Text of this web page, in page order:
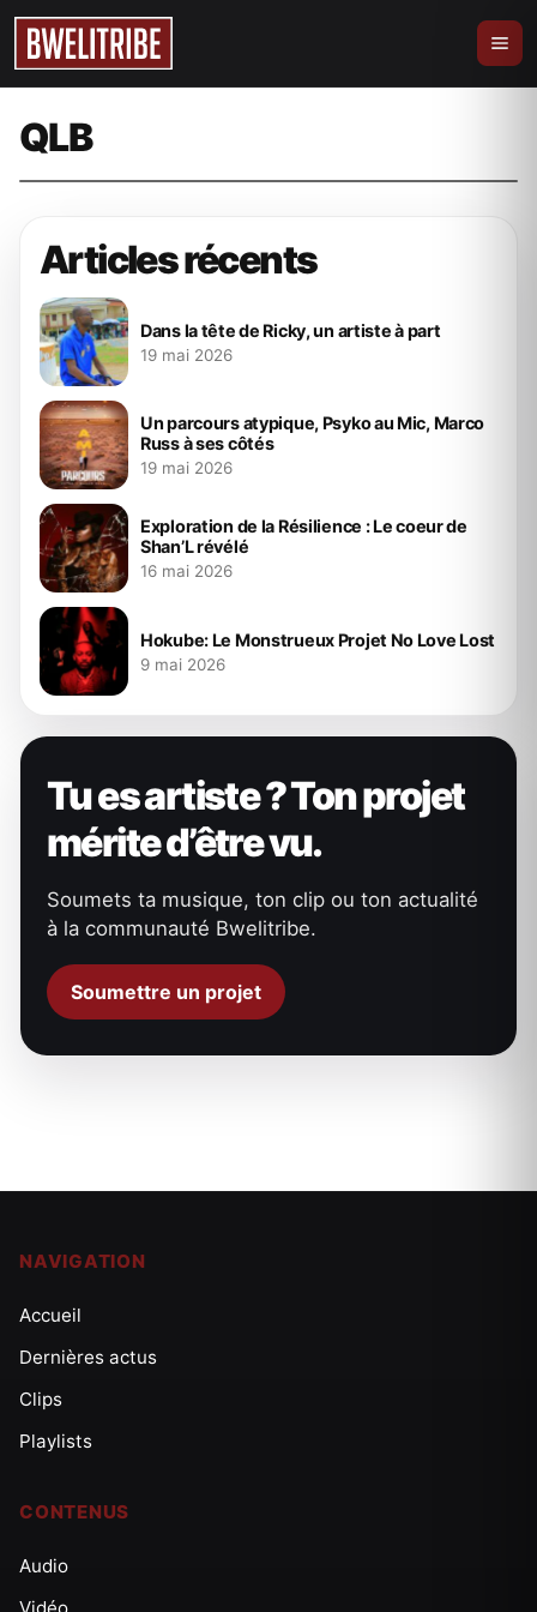
QLB
Audio
Montez dans le cockpit et laissez faire le
pilote Yitou (Audio)
22 avril 2025
Articles récents
Dans la tête de Ricky, un artiste à part
19 mai 2026
Un parcours atypique, Psyko au Mic, Marco
Russ à ses côtés
19 mai 2026
Exploration de la Résilience : Le coeur de
Shan’L révélé
16 mai 2026
Hokube: Le Monstrueux Projet No Love Lost
9 mai 2026
Tu es artiste ? Ton projet
mérite d’être vu.
Soumets ta musique, ton clip ou ton actualité
à la communauté Bwelitribe.
Soumettre un projet
NAVIGATION
Accueil
Dernières actus
Clips
Playlists
CONTENUS
Audio